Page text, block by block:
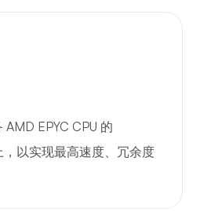
EPYC CPU 的
以实现最高速度、冗余度